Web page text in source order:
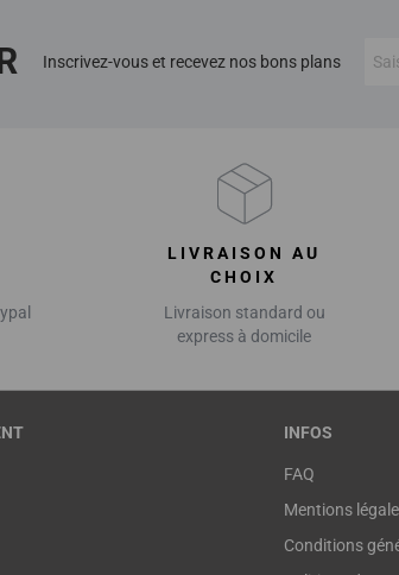
Inscrivez-vous et recevez nos bons plans
LIVRAISON AU
CHOIX
Livraison standard ou
express à domicile
INFOS
FAQ
Mentions
Conditions